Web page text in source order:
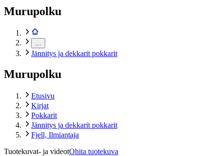
Murupolku
Jännitys ja dekkarit pokkarit
Murupolku
Etusivu
Kirjat
Pokkarit
Jännitys ja dekkarit pokkarit
Fjell, Ilmiantaja
Tuotekuvat- ja videotOhita tuotekuva